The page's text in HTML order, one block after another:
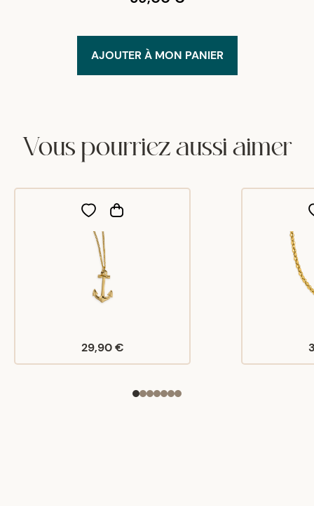
AJOUTER À MON PANIER
Vous pourriez aussi aimer
29,90 €